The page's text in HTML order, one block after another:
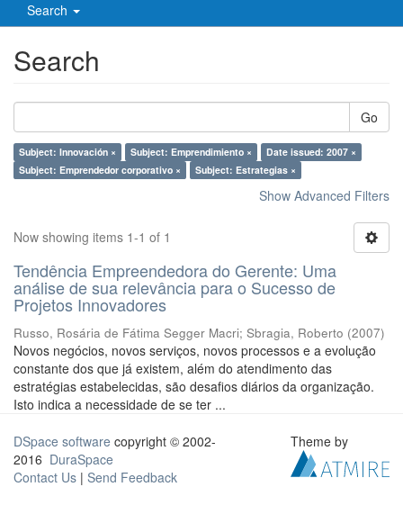
Search
Search
Go
Subject: Innovación × Subject: Emprendimiento ×
Date issued: 2007 ×
Subject: Emprendedor corporativo ×
Subject: Estrategias ×
Show Advanced Filters
Now showing items 1-1 of 1
Tendência Empreendedora do Gerente: Uma
análise de sua relevância para o Sucesso de
Projetos Innovadores
Russo, Rosária de Fátima Segger Macri; Sbragia, Roberto (2007)
Novos negócios, novos serviços, novos processos e a evolução
constante dos que já existem, além do atendimento das
estratégias estabelecidas, são desafios diários da organização.
Isto indica a necessidade de se ter ...
DSpace software copyright © 2002-
2016 DuraSpace
Contact Us | Send Feedback
Theme by